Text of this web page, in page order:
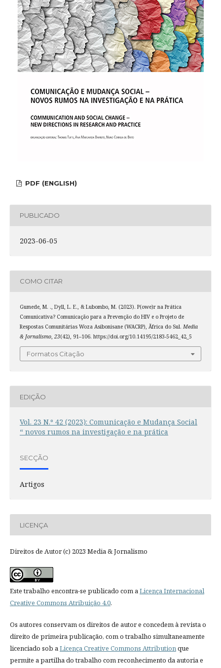
PDF (ENGLISH)
PUBLICADO
2023-06-05
COMO CITAR
Gumede, M. ., Dyll, L. E., & Lubombo, M. (2023). P(owe)r na Prática
Comunicativa? Comunicação para a Prevenção do HIV e o Projeto de
Respostas Comunitárias Woza Asibonisane (WACRP), Ãfrica do Sul. Media
& Jornalismo, 23(42), 91–106. https://doi.org/10.14195/2183-5462_42_5
Formatos Citação
EDIÇÃO
Vol. 23 N.º 42 (2023): Comunicação e Mudança Social
“ novos rumos na investigação e na prática
SECÇÃO
Artigos
LICENÇA
Direitos de Autor (c) 2023 Media & Jornalismo
Este trabalho encontra-se publicado com aLicença Internacional
Creative Commons Atribuição 4.0.
Os autores conservam os direitos de autor e concedem à revista o
direito de primeira publicação, com o trabalho simultaneamente
licenciado sob aLicença Creative Commons Attributionque
permite a partilha do trabalho com reconhecimento da autoria e